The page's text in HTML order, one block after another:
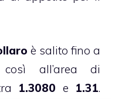
è salito fino a
all’area di
1.3080 e 1.31.